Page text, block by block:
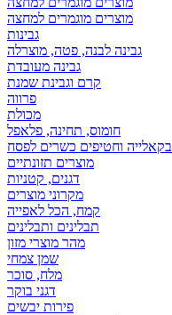
מוצרים מוגמרים למחצה
גבינות
גבינה לבנה, פטה, מוצרלה
גבינה מעובדת
קרם וגבינת שמנת
פרווה
מכולת
חומוס, תחינה, פלאפל
בקאלייה וחטיפים כשרים לפסח
מוצרים תזונתיים
דגנים, קטניות
מקרוני מוצרים
קמח, הכל לאפייה
תבלינים ותבלינים
מהר מוצרי מזון
שמן צמחי
מלח, סוכר
דגני בוקר
פירות יבשים